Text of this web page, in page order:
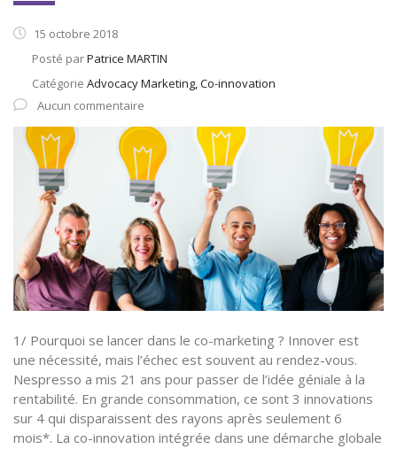
15 octobre 2018
Posté parPatrice MARTIN
Catégorie Advocacy Marketing, Co-innovation
Aucun commentaire
1/ Pourquoi se lancer dans le co-marketing ? Innover est
une nécessité, mais l’échec est souvent au rendez-vous.
Nespresso a mis 21 ans pour passer de l’idée géniale à la
rentabilité. En grande consommation, ce sont 3 innovations
sur 4 qui disparaissent des rayons après seulement 6
mois*. La co-innovation intégrée dans une démarche globale